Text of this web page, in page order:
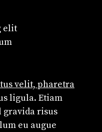
elit
velit, pharetra
ligula. Etiam
gravida risus
eu augue